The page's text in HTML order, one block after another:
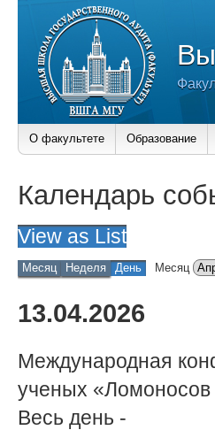
О факультете Образование
Календарь
View as List
Месяц Неделя День Месяц
13.04.2026
Международная
ученых «Ломоносов
Весь день -